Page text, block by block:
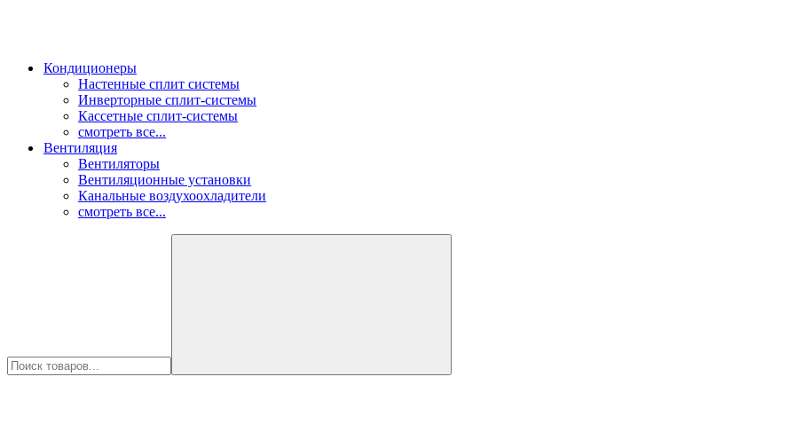
Кондиционеры
Настенные сплит системы
Инверторные сплит-системы
Кассетные сплит-системы
смотреть все...
Вентиляция
Вентиляторы
Вентиляционные установки
Канальные воздухоохладители
смотреть все...